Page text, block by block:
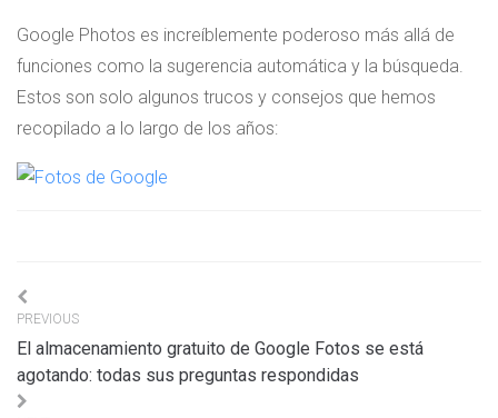
Google Photos es increíblemente poderoso más allá de
funciones como la sugerencia automática y la búsqueda.
Estos son solo algunos trucos y consejos que hemos
recopilado a lo largo de los años:
Navigation
de
l’article
PREVIOUS
El almacenamiento gratuito de Google Fotos se está
agotando: todas sus preguntas respondidas